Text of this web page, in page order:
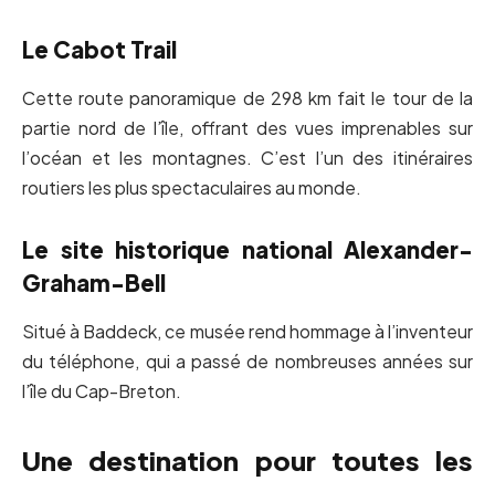
Le Cabot Trail
Cette route panoramique de 298 km fait le tour de la
partie nord de l’île, offrant des vues imprenables sur
l’océan et les montagnes. C’est l’un des itinéraires
routiers les plus spectaculaires au monde.
Le site historique national Alexander-
Graham-Bell
Situé à Baddeck, ce musée rend hommage à l’inventeur
du téléphone, qui a passé de nombreuses années sur
l’île du Cap-Breton.
Une destination pour toutes les